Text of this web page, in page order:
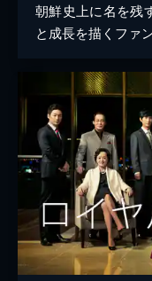
朝鮮史上に名を残
と成長を描くファ